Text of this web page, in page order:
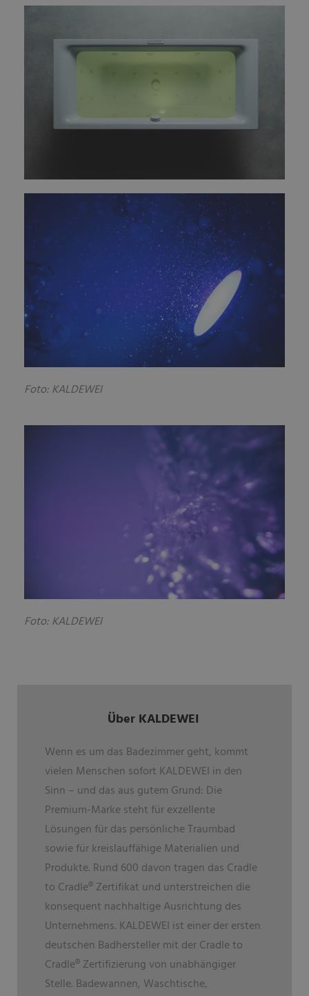
Foto: KALDEWEI
Foto: KALDEWEI
Über KALDEWEI
Wenn es um das Badezimmer geht, kommt
vielen Menschen sofort KALDEWEI in den
Sinn – und das aus gutem Grund: Die
Premium-Marke steht für exzellente
Lösungen für das persönliche Traumbad
sowie für kreislauffähige Materialien und
Produkte. Rund 600 davon tragen das Cradle
to Cradle®Zertifikat und unterstreichen die
konsequent nachhaltige Ausrichtung des
Unternehmens. KALDEWEI ist einer der ersten
deutschen Badhersteller mit der Cradle to
Cradle®Zertifizierung von unabhängiger
Stelle. Badewannen, Waschtische,